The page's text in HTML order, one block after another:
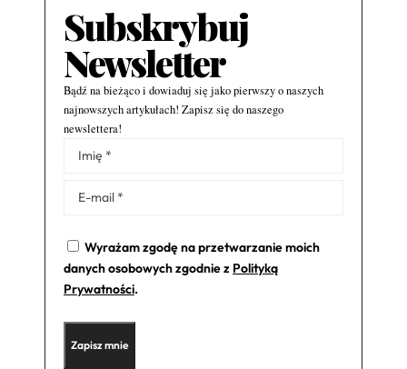
Subskrybuj
Newsletter
Bądź na bieżąco i dowiaduj się jako pierwszy o naszych
najnowszych artykułach! Zapisz się do naszego
newslettera!
Wyrażam zgodę na przetwarzanie moich
danych osobowych zgodnie z Polityką
Prywatności.
Alternative: